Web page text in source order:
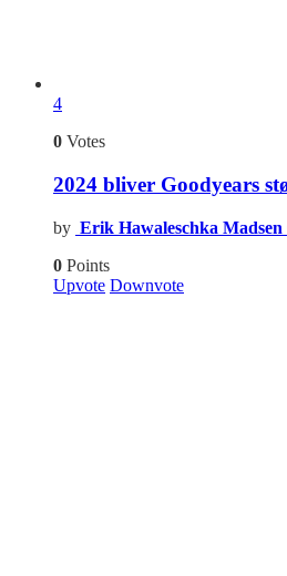
4
0 Votes
2024 bliver Goodyears
by Erik Hawaleschka Madsen
0 Points
Upvote Downvote